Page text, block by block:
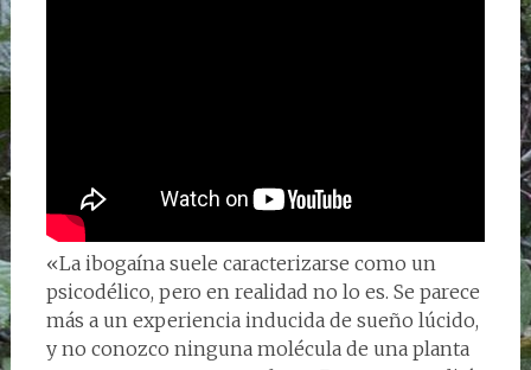
«La ibogaína suele caracterizarse como un
psicodélico, pero en realidad no lo es. Se parece
más a un experiencia inducida de sueño lúcido,
y no conozco ninguna molécula de una planta